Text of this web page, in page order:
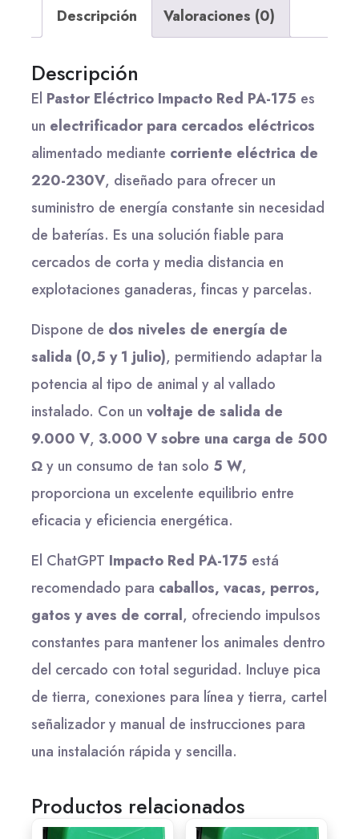
Descripción Valoraciones (0)
Descripción
El Pastor Eléctrico Impacto Red PA-175 es
un electrificador para cercados eléctricos
alimentado mediante corriente eléctrica de
220-230V, diseñado para ofrecer un
suministro de energía constante sin necesidad
de baterías. Es una solución fiable para
cercados de corta y media distancia en
explotaciones ganaderas, fincas y parcelas.
Dispone de dos niveles de energía de
salida (0,5 y 1 julio), permitiendo adaptar la
potencia al tipo de animal y al vallado
instalado. Con un voltaje de salida de
9.000 V, 3.000 V sobre una carga de 500
Ωy un consumo de tan solo 5 W,
proporciona un excelente equilibrio entre
eficacia y eficiencia energética.
El ChatGPT Impacto Red PA-175 está
recomendado para caballos, vacas, perros,
gatos y aves de corral, ofreciendo impulsos
constantes para mantener los animales dentro
del cercado con total seguridad. Incluye pica
de tierra, conexiones para línea y tierra, cartel
señalizador y manual de instrucciones para
una instalación rápida y sencilla.
Productos relacionados